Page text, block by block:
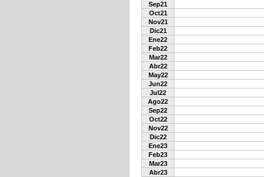
Sep21
Oct21
Nov21
Dic21
Ene22
Feb22
Mar22
Abr22
May22
Jun22
Jul22
Ago22
Sep22
Oct22
Nov22
Dic22
Ene23
Feb23
Mar23
Abr23